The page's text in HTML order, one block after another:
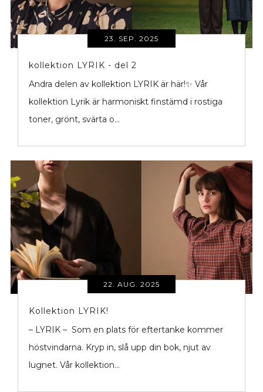
23. SEP. 2025
kollektion LYRIK - del 2
Andra delen av kollektion LYRIK är här!✨ Vår
kollektion Lyrik är harmoniskt finstämd i rostiga
toner, grönt, svärta o...
22. AUG. 2025
Kollektion LYRIK!
– LYRIK – Som en plats för eftertanke kommer
höstvindarna. Kryp in, slå upp din bok, njut av
lugnet. Vår kollektion...